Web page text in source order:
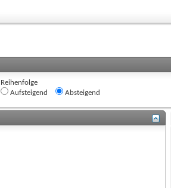
Reihenfolge
Aufsteigend
Absteigend